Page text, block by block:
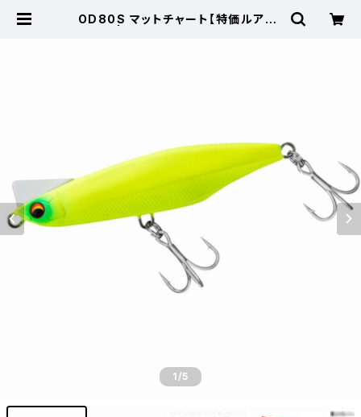
OD80S マットチャート【特価ルアー】
1/5